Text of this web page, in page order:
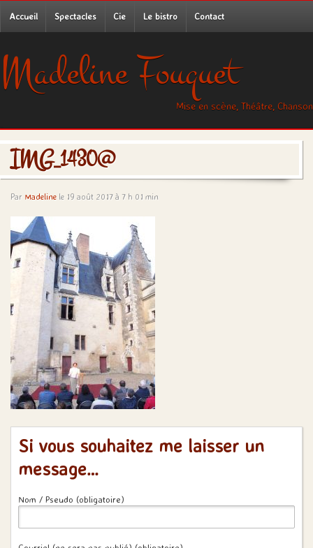
Accueil Spectacles Cie Le bistro Contact
Madeline Fouquet
Mise en scène, Théâtre, Chanson
IMG_1430@
Par Madeline le 19 août 2017 à 7 h 01 min
Si vous souhaitez me laisser un
message…
Nom / Pseudo (obligatoire)